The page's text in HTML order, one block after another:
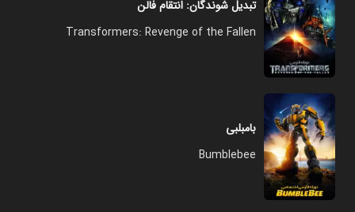
تبدیل شوندگان: انتقام فالن
Transformers: Revenge of the Fallen
بامبلبی
Bumblebee